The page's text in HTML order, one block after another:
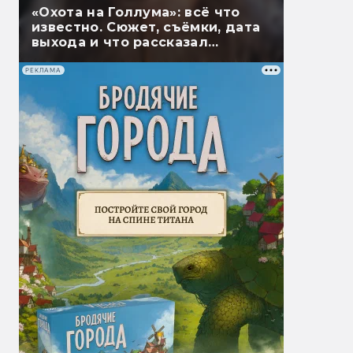
«Охота на Голлума»: всё что
известно. Сюжет, съёмки, дата
выхода и что рассказал
РЕКЛАМА